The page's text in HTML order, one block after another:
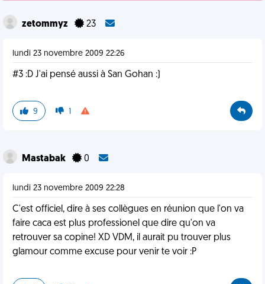
zetommyz 23
lundi 23 novembre 2009 22:26
#3 :D J'ai pensé aussi à San Gohan :)
9 1
Mastabak 0
lundi 23 novembre 2009 22:28
C'est officiel, dire à ses collègues en réunion que l'on va
faire caca est plus professionel que dire qu'on va
retrouver sa copine! XD VDM, il aurait pu trouver plus
glamour comme excuse pour venir te voir :P